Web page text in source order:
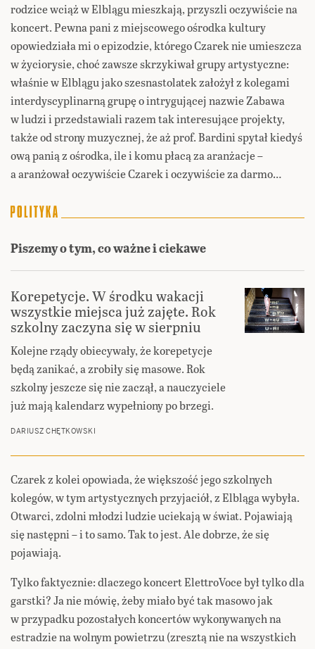
rodzice wciąż w Elblągu mieszkają, przyszli oczywiście na
koncert. Pewna pani z miejscowego ośrodka kultury
opowiedziała mi o epizodzie, którego Czarek nie umieszcza
w życiorysie, choć zawsze skrzykiwał grupy artystyczne:
właśnie w Elblągu jako szesnastolatek założył z kolegami
interdyscyplinarną grupę o intrygującej nazwie Zabawa
w ludzi i przedstawiali razem tak interesujące projekty,
także od strony muzycznej, że aż prof. Bardini spytał kiedyś
ową panią z ośrodka, ile i komu płacą za aranżacje –
a aranżował oczywiście Czarek i oczywiście za darmo…
Piszemy o tym, co ważne i ciekawe
Korepetycje. W środku wakacji
wszystkie miejsca już zajęte. Rok
szkolny zaczyna się w sierpniu
Kolejne rządy obiecywały, że korepetycje
będą zanikać, a zrobiły się masowe. Rok
szkolny jeszcze się nie zaczął, a nauczyciele
już mają kalendarz wypełniony po brzegi.
DARIUSZ CHĘTKOWSKI
Czarek z kolei opowiada, że większość jego szkolnych
kolegów, w tym artystycznych przyjaciół, z Elbląga wybyła.
Otwarci, zdolni młodzi ludzie uciekają w świat. Pojawiają
się następni – i to samo. Tak to jest. Ale dobrze, że się
pojawiają.
Tylko faktycznie: dlaczego koncert ElettroVoce był tylko dla
garstki? Ja nie mówię, żeby miało być tak masowo jak
w przypadku pozostałych koncertów wykonywanych na
estradzie na wolnym powietrzu (zresztą nie na wszystkich